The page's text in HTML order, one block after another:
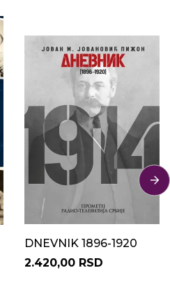
DNEVNIK 1896-1920
2.420,00 RSD